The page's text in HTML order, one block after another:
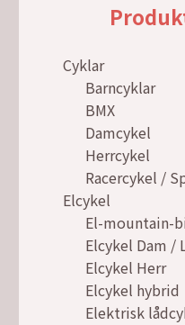
Cyklar
Barncyklar
BMX
Damcykel
Herrcykel
Racercykel /
Elcykel
El-mountain-
Elcykel Dam /
Elcykel Herr
Elcykel hybrid
Elektrisk